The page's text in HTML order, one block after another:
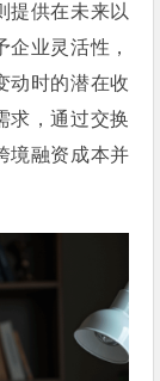
提供在未来以
业灵活性，
动时的潜在收
求，通过交换
境融资成本并